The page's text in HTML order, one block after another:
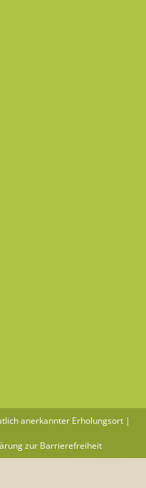
anerkannter Erholungsort |
zur Barrierefreiheit